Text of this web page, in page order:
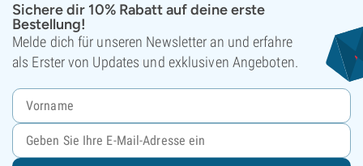
Sichere dir 10% Rabatt auf deine erste
Bestellung!
Melde dich für unseren Newsletter an und erfahre
als Erster von Updates und exklusiven Angeboten.